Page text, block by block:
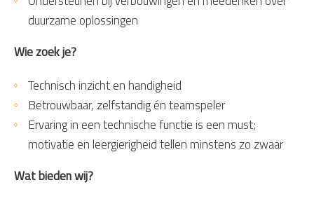
duurzame oplossingen
Wie zoek je?
Technisch inzicht en handigheid
Betrouwbaar, zelfstandig én teamspeler
Ervaring in een technische functie is een must;
motivatie en leergierigheid tellen minstens zo zwaar
Wat bieden wij?